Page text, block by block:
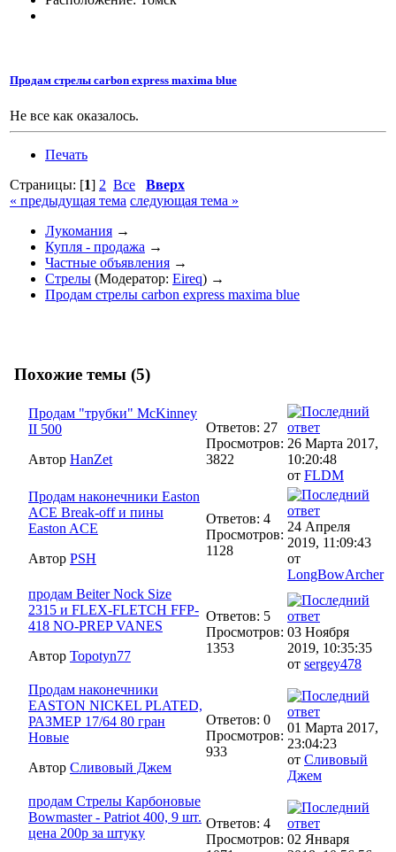
Продам стрелы carbon express maxima blue
Не все как оказалось.
Печать
Страницы: [1] 2 Все
Вверх
« предыдущая тема следующая тема »
Лукомания →
Купля - продажа →
Частные объявления →
Стрелы (Модератор: Eireq) →
Продам стрелы carbon express maxima blue
Похожие темы (5)
Продам "трубки" McKinney
II 500
Автор HanZet
Ответов: 27
Просмотров:
3822
26 Марта 2017,
10:20:48
от FLDM
Продам наконечники Easton
ACE Break-off и пины
Easton ACE
Автор PSH
Ответов: 4
Просмотров:
1128
24 Апреля
2019, 11:09:43
от
LongBowArcher
продам Beiter Nock Size
2315 и FLEX-FLETCH FFP-
418 NO-PREP VANES
Автор Topotyn77
Ответов: 5
Просмотров:
1353
03 Ноября
2019, 10:35:35
от sergey478
Продам наконечники
EASTON NICKEL PLATED,
РАЗМЕР 17/64 80 гран
Новые
Автор Сливовый Джем
Ответов: 0
Просмотров:
933
01 Марта 2017,
23:04:23
от Сливовый
Джем
продам Cтрелы Карбоновые
Bowmaster - Patriot 400, 9 шт.
цена 200р за штуку
Ответов: 4
Просмотров: 02 Января